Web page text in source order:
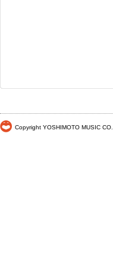
Copyright YOSHIMOTO MUSIC